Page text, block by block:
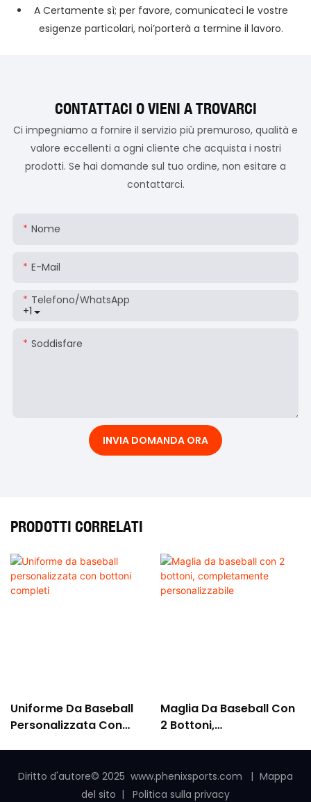
A Certamente sì; per favore, comunicateci le vostre
esigenze particolari, noi’porterà a termine il lavoro.
CONTATTACI O VIENI A TROVARCI
Ci impegniamo a fornire il servizio più premuroso, qualità e
valore eccellenti a ogni cliente che acquista i nostri
prodotti. Se hai domande sul tuo ordine, non esitare a
contattarci.
Nome
E-Mail
+1
Telefono/WhatsApp
Soddisfare
INVIA DOMANDA ORA
PRODOTTI CORRELATI
Uniforme Da Baseball
Personalizzata Con
Maglia Da Baseball Con
2 Bottoni,
Diritto d'autore© 2025 www.phenixsports.com | Mappa
del sito | Politica sulla privacy